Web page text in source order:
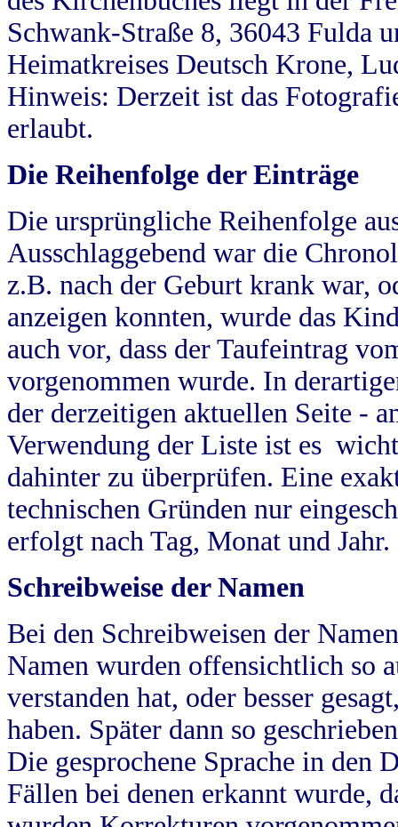
Schwank-Straße 8, 36043 Fulda
Heimatkreises Deutsch Krone,
Hinweis: Derzeit ist das
erlaubt.
Die Reihenfolge der Einträge
Die ursprüngliche Reihenfolge
Ausschlaggebend war die
z.B. nach der Geburt krank war,
anzeigen konnten, wurde das
auch vor, dass der Taufeintrag
vorgenommen wurde. In
der derzeitigen aktuellen Seite -
Verwendung der Liste ist es
dahinter zu überprüfen. Eine
technischen Gründen nur
erfolgt nach Tag, Monat und Jahr.
Schreibweise der Namen
Bei den Schreibweisen der
Namen wurden offensichtlich so
verstanden hat, oder besser
haben. Später dann so
Die gesprochene Sprache in
Fällen bei denen erkannt wurde,